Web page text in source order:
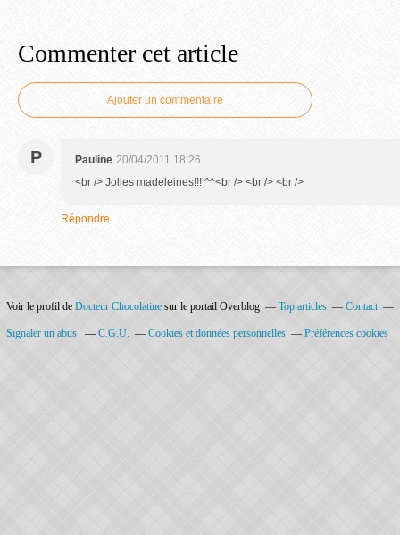
Commenter cet article
Ajouter un commentaire
P Pauline 20/04/2011 18:26
<br /> Jolies madeleines!!! ^^<br /> <br /> <br />
Répondre
Voir le profil de Docteur Chocolatine sur le portail Overblog Top articles Contact
Signaler un abus C.G.U. Cookies et données personnelles Préférences cookies